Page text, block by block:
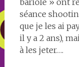
bariolé » ont
séance
que je les ai
il y a 2 ans),
à les jeter….